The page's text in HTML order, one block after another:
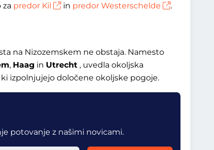
predor Kil in predor Westerschelde .
na Nizozemskem ne obstaja. Namesto
, Haag in Utrecht , uvedla okoljska
izpolnjujejo določene okoljske pogoje.
potovanje z našimi novicami.